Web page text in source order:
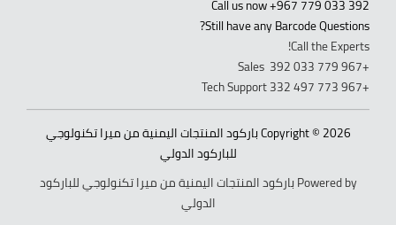
Call us now +967 779 033 392
Still have any Barcode Questions?
Call the Experts!
+967 779 033 392 Sales
+967 773 497 332 Tech Support
Copyright © 2026 باركود المنتجات اليمنية من ميرا تكنولوجي
للباركود الدولي
Powered by باركود المنتجات اليمنية من ميرا تكنولوجي للباركود
الدولي